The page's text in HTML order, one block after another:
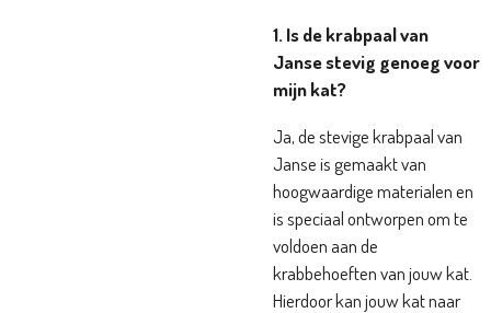
1. Is de krabpaal van
Janse stevig genoeg voor
mijn kat?
Ja, de stevige krabpaal van
Janse is gemaakt van
hoogwaardige materialen en
is speciaal ontworpen om te
voldoen aan de
krabbehoeften van jouw kat.
Hierdoor kan jouw kat naar